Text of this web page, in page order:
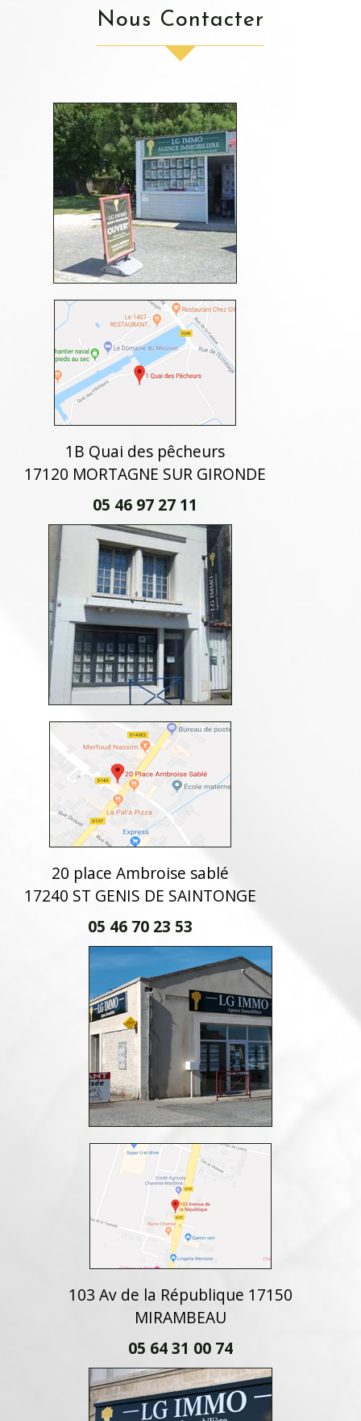
Nous Contacter
1B Quai des pêcheurs
17120 MORTAGNE SUR GIRONDE
05 46 97 27 11
20 place Ambroise sablé
17240 ST GENIS DE SAINTONGE
05 46 70 23 53
103 Av de la République 17150
MIRAMBEAU
05 64 31 00 74